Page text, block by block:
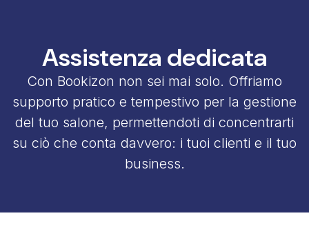
Assistenza dedicata
Con Bookizon non sei mai solo. Offriamo
supporto pratico e tempestivo per la gestione
del tuo salone, permettendoti di concentrarti
su ciò che conta davvero: i tuoi clienti e il tuo
business.